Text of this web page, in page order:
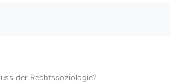
der Rechtssoziologie?